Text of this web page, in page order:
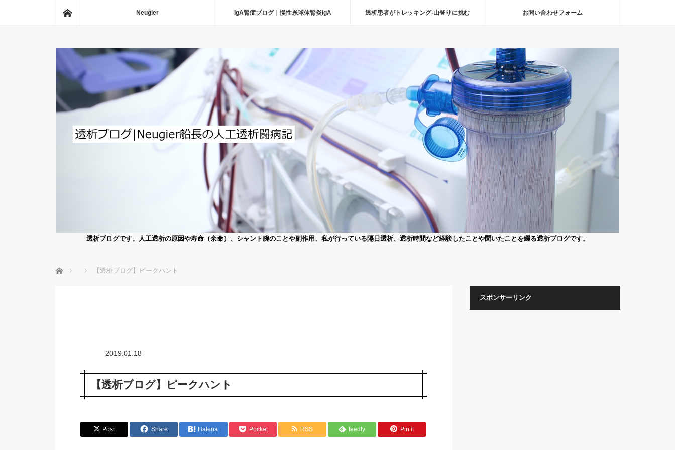
Neugier IgA腎症ブログ｜慢性糸球体腎炎IgA 透析患者がトレッキング-山登りに挑む お問い合わせフォーム
透析ブログです。人工透析の原因や寿命（余命）、シャント腕のことや副作用、私が行っている隔日透析、透析時間など経験したことや聞いたことを綴る透析ブログです。
ホーム 【透析ブログ】ピークハント
2019.01.18
【透析ブログ】ピークハント
Post Share Hatena Pocket RSS feedly Pin it
スポンサーリンク